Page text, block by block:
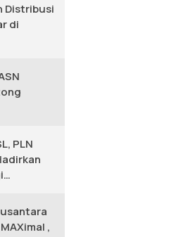
Distribusi
di
PLN
,